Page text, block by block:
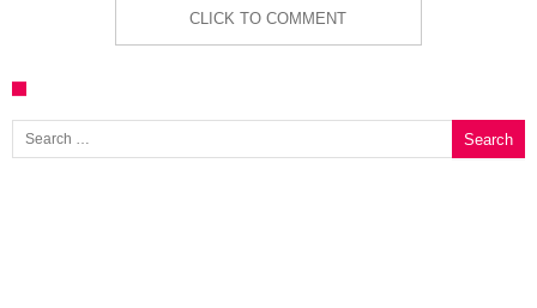
CLICK TO COMMENT
Search for: